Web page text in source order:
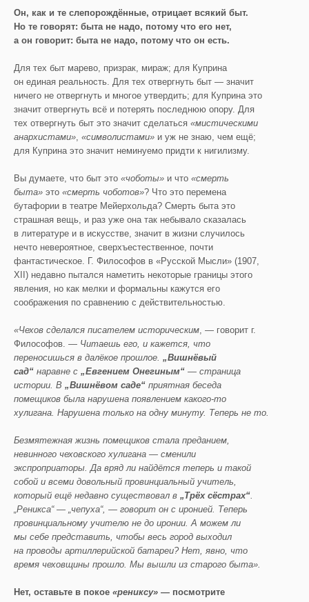
Он, как и те слепорождённые, отрицает всякий быт.
Но те говорят: быта не надо, потому что его нет,
а он говорит: быта не надо, потому что он есть.
Для тех быт марево, призрак, мираж; для Куприна
он единая реальность. Для тех отвергнуть быт — значит
ничего не отвергнуть и многое утвердить; для Куприна это
значит отвергнуть всё и потерять последнюю опору. Для
тех отвергнуть быт это значит сделаться «мистическими
анархистами», «символистами» и уж не знаю, чем ещё;
для Куприна это значит неминуемо придти к нигилизму.
Вы думаете, что быт это «чоботы» и что «смерть
быта» это «смерть чоботов»? Что это перемена
бутафории в театре Мейерхольда? Смерть быта это
страшная вещь, и раз уже она так небывало сказалась
в литературе и в искусстве, значит в жизни случилось
нечто невероятное, сверхъестественное, почти
фантастическое. Г. Философов в «Русской Мысли» (1907,
XII) недавно пытался наметить некоторые границы этого
явления, но как мелки и формальны кажутся его
соображения по сравнению с действительностью.
«Чехов сделался писателем историческим, — говорит г.
Философов. — Читаешь его, и кажется, что
переносишься в далёкое прошлое. „Вишнёвый
сад“ наравне с „Евгением Онегиным“ — страница
истории. В „Вишнёвом саде“ приятная беседа
помещиков была нарушена появлением какого-то
хулигана. Нарушена только на одну минуту. Теперь не то.
Безмятежная жизнь помещиков стала преданием,
невинного чеховского хулигана — сменили
экспроприаторы. Да вряд ли найдётся теперь и такой
собой и всеми довольный провинциальный учитель,
который ещё недавно существовал в „Трёх сёстрах“.
„Реникса“ — „чепуха“, — говорит он с иронией. Теперь
провинциальному учителю не до иронии. А можем ли
мы себе представить, чтобы весь город выходил
на проводы артиллерийской батареи? Нет, явно, что
время чеховщины прошло. Мы вышли из старого быта».
Нет, оставьте в покое «рениксу» — посмотрите